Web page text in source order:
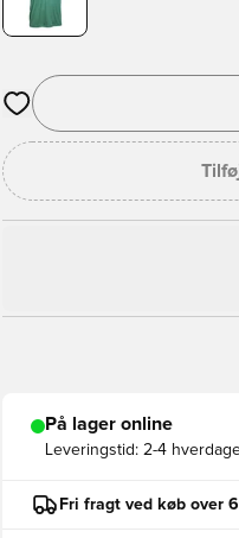
Åbner en Modal til at logge
På lager online
Leveringstid: 2-4
Fri fragt ved køb over